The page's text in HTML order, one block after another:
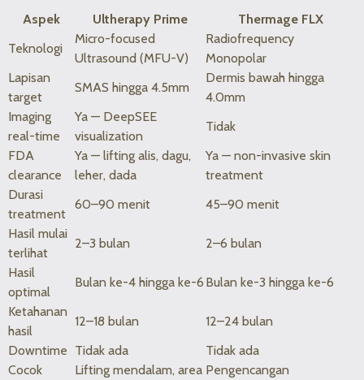
Aspek
Ultherapy Prime
Thermage FLX
Teknologi
Micro-focused
Ultrasound (MFU-V)
Radiofrequency
Monopolar
Lapisan
target
SMAS hingga 4.5mm
Dermis bawah hingga
4.0mm
Imaging
real-time
Ya — DeepSEE
visualization
Tidak
FDA
clearance
Ya — lifting alis, dagu,
leher, dada
Ya — non-invasive skin
treatment
Durasi
treatment
60–90 menit
45–90 menit
Hasil mulai
terlihat
2–3 bulan
2–6 bulan
Hasil
optimal
Bulan ke-4 hingga ke-6 Bulan ke-3 hingga ke-6
Ketahanan
hasil
12–18 bulan
12–24 bulan
Downtime Tidak ada
Tidak ada
Cocok
Lifting mendalam, area Pengencangan